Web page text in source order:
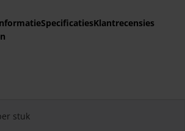
SpecificatiesKlantrecensies
stuk